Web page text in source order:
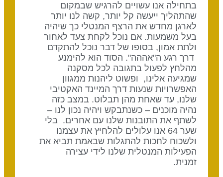
בתחילה אנו עשויים להרגיש שבמקום
שהתהליך ייעשה קל יותר, קשה לנו יותר
לארגן מחדש את הרצף המנטלי כך שיהיה
בעל משמעות. אם נוכל לקחת צעד לאחור
ולתת אמון, בסופו של דבר נוכל להתקדם
דרך רגע ה"אההה". הסוד הוא להימנע
מהלחץ לפעול בתגובה לכל מסקנה
שמגיעה אלינו, ופשוט ליהנות ממגוון
האפשרויות שנעות דרך המיינד האקטיבי
שלנו, עד שאחת מהן תבלוט. במצב כזה
נהיה מוכנים – כשנתבקש ויהיה נכון לנו –
לשתף את התובנות שלנו עם אחרים. בלי
שער 64 אנו עלולים להלחיץ את עצמנו
ולשכוח לחכות להתגלות שבאמת תביא את
הפעילות המנטלית שלנו לידי עצירה
זמנית.